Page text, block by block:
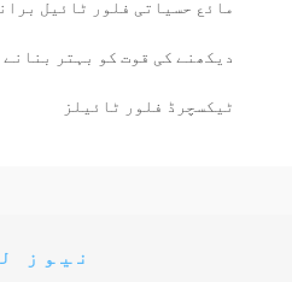
مائع حسیاتی فلور ٹائیل
دیکھنے کی قوت کو بہتر
ٹیکسچرڈ فلور ٹائیلز
نیوز